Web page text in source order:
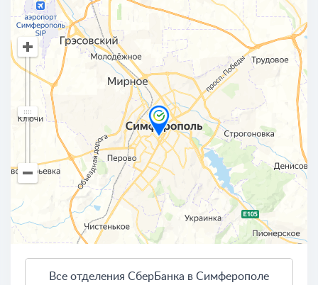
Все отделения СберБанка в Симферополе